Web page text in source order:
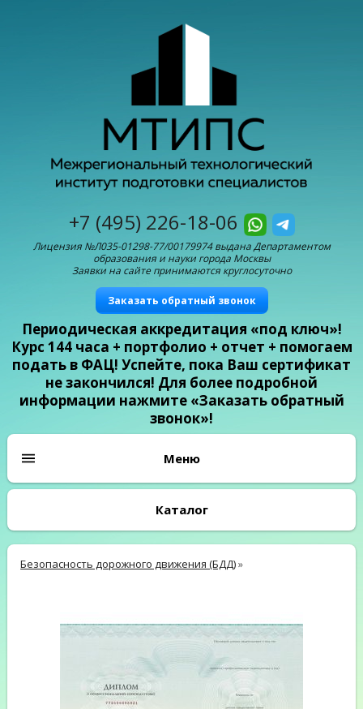
+7 (495) 226-18-06
Лицензия №Л035-01298-77/00179974 выдана Департаментом
образования и науки города Москвы
Заявки на сайте принимаются круглосуточно
Заказать обратный звонок
Периодическая аккредитация «под ключ»!
Курс 144 часа + портфолио + отчет + помогаем
подать в ФАЦ! Успейте, пока Ваш сертификат
не закончился! Для более подробной
информации нажмите «Заказать обратный
звонок»!
Каталог
Безопасность дорожного движения (БДД)»